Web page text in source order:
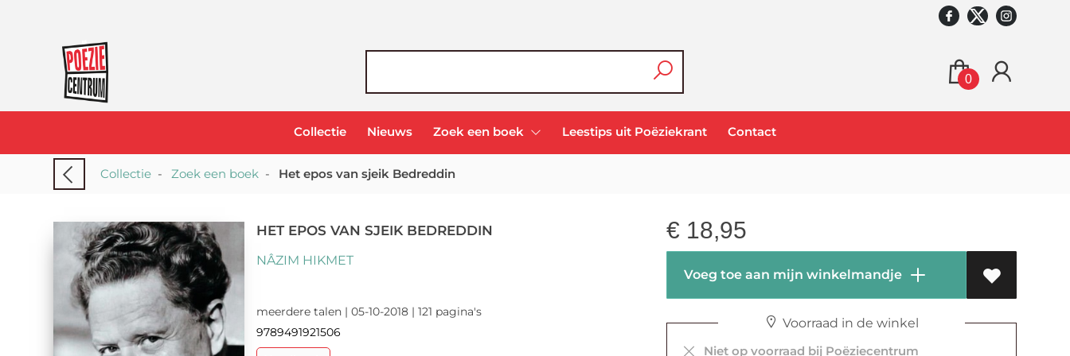
0
Collectie Nieuws Zoek een boek Leestips uit Poëziekrant Contact
Collectie - Zoek een boek - Het epos van sjeik Bedreddin
HET EPOS VAN SJEIK BEDREDDIN
NÂZIM HIKMET
meerdere talen | 05-10-2018 | 121 pagina's
9789491921506
€ 18,95
Voeg toe aan mijn winkelmandje
Voorraad in de winkel
Niet op voorraad bij Poëziecentrum